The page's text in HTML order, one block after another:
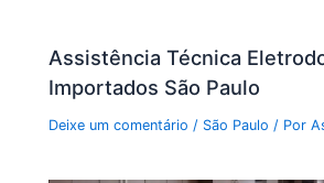
Assistência Técnica
Importados São Paulo
Deixe um comentário / São Paulo / Por